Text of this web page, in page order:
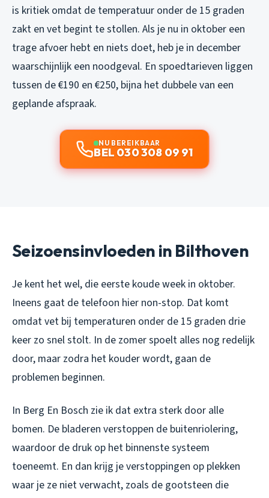
is kritiek omdat de temperatuur onder de 15 graden
zakt en vet begint te stollen. Als je nu in oktober een
trage afvoer hebt en niets doet, heb je in december
waarschijnlijk een noodgeval. En spoedtarieven liggen
tussen de €190 en €250, bijna het dubbele van een
geplande afspraak.
NU BEREIKBAAR
BEL 030 308 09 91
Seizoensinvloeden in Bilthoven
Je kent het wel, die eerste koude week in oktober.
Ineens gaat de telefoon hier non-stop. Dat komt
omdat vet bij temperaturen onder de 15 graden drie
keer zo snel stolt. In de zomer spoelt alles nog redelijk
door, maar zodra het kouder wordt, gaan de
problemen beginnen.
In Berg En Bosch zie ik dat extra sterk door alle
bomen. De bladeren verstoppen de buitenriolering,
waardoor de druk op het binnenste systeem
toeneemt. En dan krijg je verstoppingen op plekken
waar je ze niet verwacht, zoals de gootsteen die